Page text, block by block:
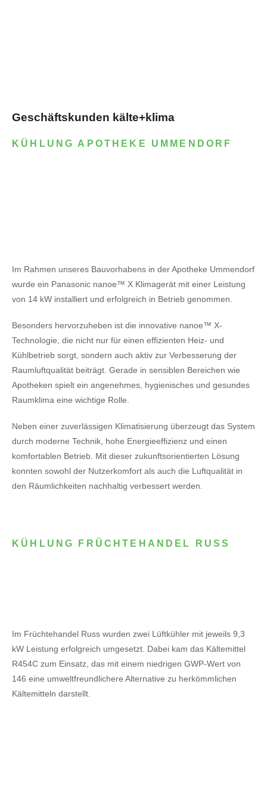
Geschäftskunden kälte+klima
KÜHLUNG APOTHEKE UMMENDORF
Im Rahmen unseres Bauvorhabens in der Apotheke Ummendorf
wurde ein Panasonic nanoe™ X Klimagerät mit einer Leistung
von 14 kW installiert und erfolgreich in Betrieb genommen.
Besonders hervorzuheben ist die innovative nanoe™ X-
Technologie, die nicht nur für einen effizienten Heiz- und
Kühlbetrieb sorgt, sondern auch aktiv zur Verbesserung der
Raumluftqualität beiträgt. Gerade in sensiblen Bereichen wie
Apotheken spielt ein angenehmes, hygienisches und gesundes
Raumklima eine wichtige Rolle.
Neben einer zuverlässigen Klimatisierung überzeugt das System
durch moderne Technik, hohe Energieeffizienz und einen
komfortablen Betrieb. Mit dieser zukunftsorientierten Lösung
konnten sowohl der Nutzerkomfort als auch die Luftqualität in
den Räumlichkeiten nachhaltig verbessert werden.
KÜHLUNG FRÜCHTEHANDEL RUSS
Im Früchtehandel Russ wurden zwei Lüftkühler mit jeweils 9,3
kW Leistung erfolgreich umgesetzt. Dabei kam das Kältemittel
R454C zum Einsatz, das mit einem niedrigen GWP-Wert von
146 eine umweltfreundlichere Alternative zu herkömmlichen
Kältemitteln darstellt.